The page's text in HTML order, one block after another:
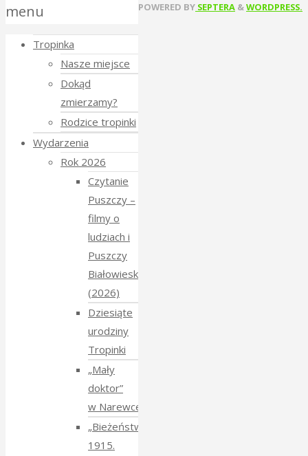
POWERED BY SEPTERA &WORDPRESS.
Back
Top
menu
Tropinka
Nasze miejsce
Dokąd
zmierzamy?
Rodzice tropinki
Wydarzenia
Rok 2026
Czytanie
Puszczy –
filmy o
ludziach i
Puszczy
Białowieskiej
(2026)
Dziesiąte
urodziny
Tropinki
„Mały
doktor”
w Narewce
„Bieżeństwo
1915.